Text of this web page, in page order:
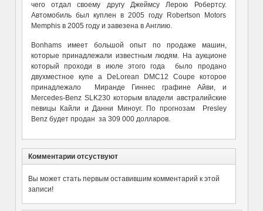
чего отдал своему другу Джеймсу Лерою Робертсу.
Автомобиль был куплен в 2005 году Robertson Motors
Memphis в 2005 году и завезена в Англию.
Bonhams имеет большой опыт по продаже машин,
которые принадлежали известным людям. На аукционе
который проходи в июле этого года было продано
двухместное купе a DeLorean DMC12 Coupe которое
принадлежало Миранде Гиннес графине Айви, и
Mercedes-Benz SLK230 которым владели австралийские
певицы Кайли и Данни Миноуг. По прогнозам Presley
Benz будет продан за 309 000 долларов.
Комментарии отсуствуют
Вы может стать первым оставившим комментарий к этой
записи!